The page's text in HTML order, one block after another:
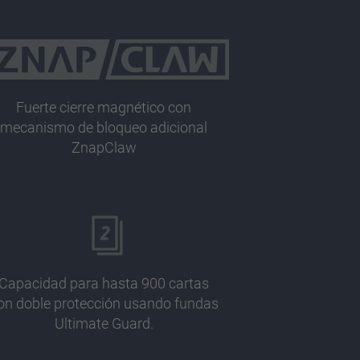
Fuerte cierre magnético con
mecanismo de bloqueo adicional
ZnapClaw
Capacidad para hasta 900 cartas
doble protección usando fundas
Ultimate Guard.